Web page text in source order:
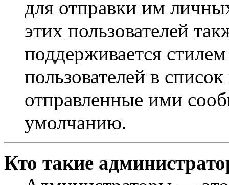
для отправки им
этих пользователей
поддерживается
пользователей в
отправленные ими
умолчанию.
Кто такие